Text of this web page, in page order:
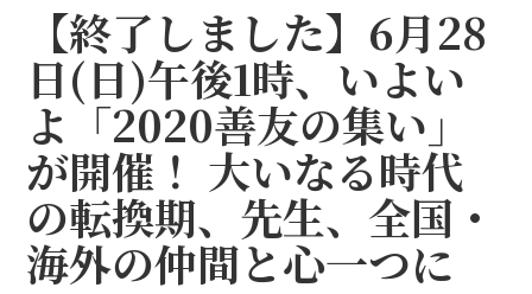
【終了しました】6月28
日(日)午後1時、いよい
よ「2020善友の集い」
が開催！ 大いなる時代
の転換期、先生、全国・
海外の仲間と心一つに